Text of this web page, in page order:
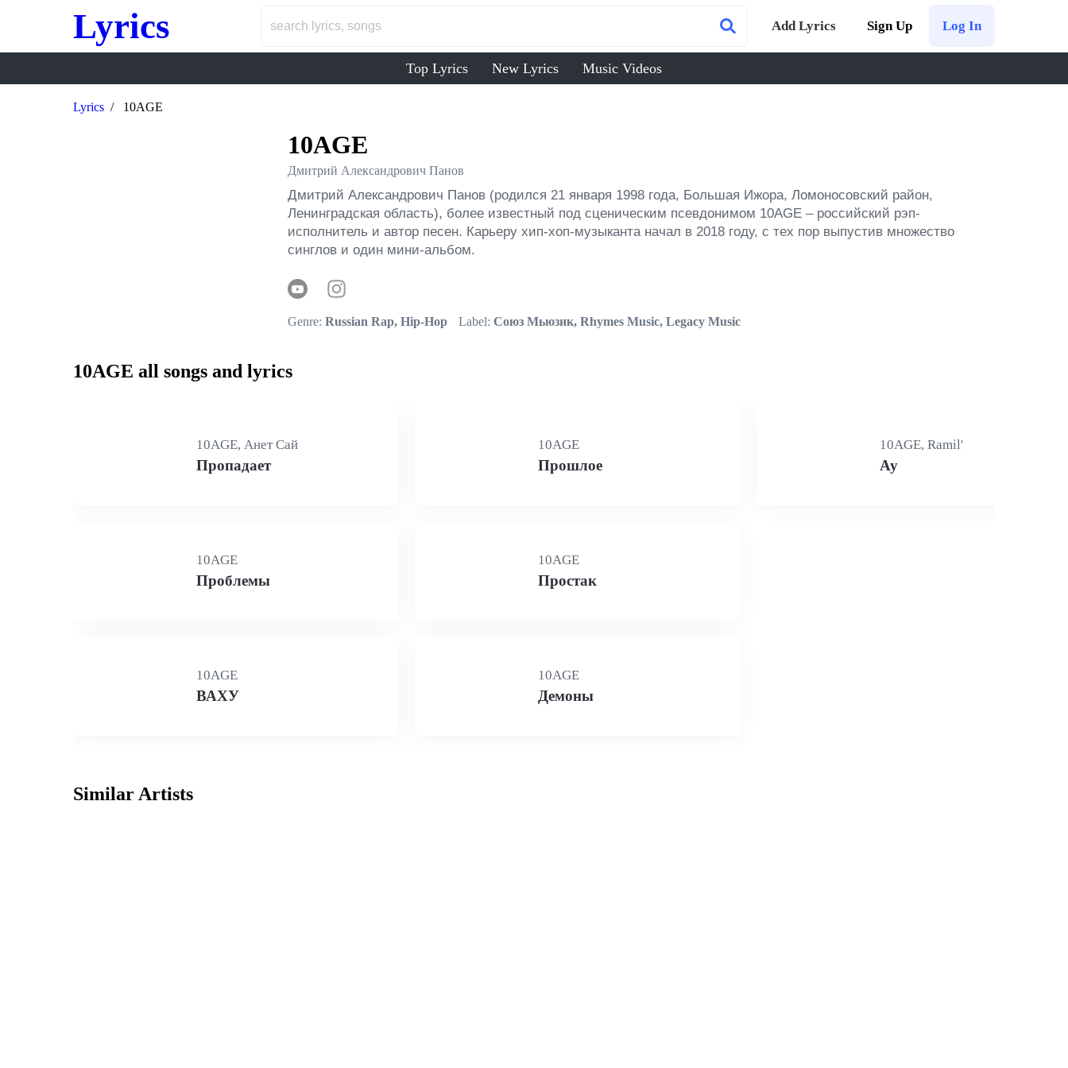
Lyrics Add Lyrics Sign Up Log In
Top Lyrics New Lyrics Music Videos
Lyrics 10AGE
10AGE
Дмитрий Александрович Панов
Дмитрий Александрович Панов (родился 21 января 1998 года, Большая Ижора, Ломоносовский район,
Ленинградская область), более известный под сценическим псевдонимом 10AGE – российский рэп-
исполнитель и автор песен. Карьеру хип-хоп-музыканта начал в 2018 году, с тех пор выпустив множество
синглов и один мини-альбом.
Genre: Russian Rap, Hip-Hop Label: Союз Мьюзик, Rhymes Music, Legacy Music
10AGE all songs and lyrics
10AGE, Анет Сай
Пропадает
10AGE
Проблемы
10AGE
ВАХУ
10AGE
Прошлое
10AGE
Простак
10AGE
Демоны
10AGE, Ramil'
Ау
Similar Artists